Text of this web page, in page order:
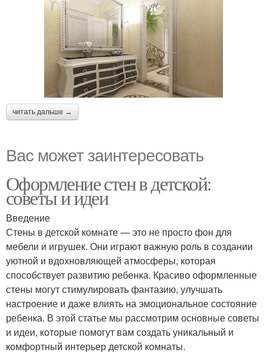
читать дальше →
Вас может заинтересовать
Оформление стен в детской:
советы и идеи
Введение
Стены в детской комнате — это не просто фон для
мебели и игрушек. Они играют важную роль в создании
уютной и вдохновляющей атмосферы, которая
способствует развитию ребенка. Красиво оформленные
стены могут стимулировать фантазию, улучшать
настроение и даже влиять на эмоциональное состояние
ребенка. В этой статье мы рассмотрим основные советы
и идеи, которые помогут вам создать уникальный и
комфортный интерьер детской комнаты.